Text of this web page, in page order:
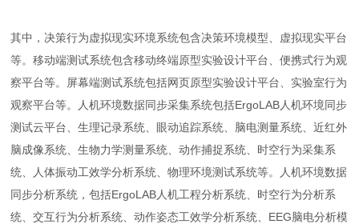
其中，决策行为虚拟现实环境系统包含决策环境模型、虚拟现实平台
等。移动端测试系统包含移动终端原型实验设计平台、便携式行为观
察平台等。屏幕端测试系统包括网页原型实验设计平台、实验室行为
观察平台等。人机环境数据同步采集系统包括ErgoLAB人机环境同步
测试云平台、生理记录系统、眼动追踪系统、脑电测量系统、近红外
脑成像系统、生物力学测量系统、动作捕捉系统、时空行为采集系
统、人体振动工效学分析系统、物理环境测试系统等。人机环境数据
同步分析系统，包括ErgoLAB人机工程分析系统、时空行为分析系
统、交互行为分析系统、动作姿态工效学分析系统、EEG脑电分析模